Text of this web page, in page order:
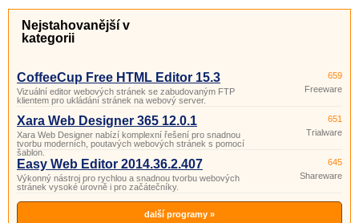
Nejstahovanější v
kategorii
CoffeeCup Free HTML Editor 15.3
Vizuální editor webových stránek se zabudovaným FTP
klientem pro ukládání stránek na webový server.
659
Freeware
Xara Web Designer 365 12.0.1
Xara Web Designer nabízí komplexní řešení pro snadnou
tvorbu moderních, poutavých webových stránek s pomocí
šablon.
651
Trialware
Easy Web Editor 2014.36.2.407
Výkonný nástroj pro rychlou a snadnou tvorbu webových
stránek vysoké úrovně i pro začátečníky.
645
Shareware
další programy »